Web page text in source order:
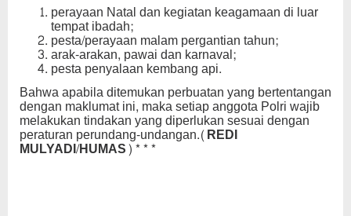
perayaan Natal dan kegiatan keagamaan di luar
tempat ibadah;
pesta/perayaan malam pergantian tahun;
arak-arakan, pawai dan karnaval;
pesta penyalaan kembang api.
Bahwa apabila ditemukan perbuatan yang bertentangan
dengan maklumat ini, maka setiap anggota Polri wajib
melakukan tindakan yang diperlukan sesuai dengan
peraturan perundang-undangan.(REDI
MULYADI/HUMAS)***